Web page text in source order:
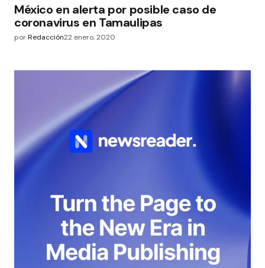
México en alerta por posible caso de
coronavirus en Tamaulipas
porRedacción22 enero, 2020